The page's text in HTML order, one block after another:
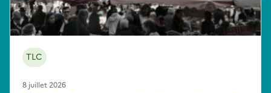
8 juillet 2026
TLC